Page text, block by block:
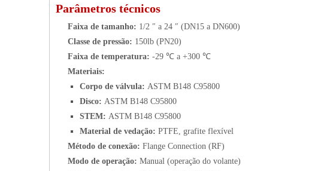
Parâmetros técnicos
Faixa de tamanho: 1/2 ″ a 24 ″ (DN15 a DN600)
Classe de pressão: 150lb (PN20)
Faixa de temperatura: -29 ℃ a +300 ℃
Materiais:
Corpo de válvula: ASTM B148 C95800
Disco: ASTM B148 C95800
STEM: ASTM B148 C95800
Material de vedação: PTFE, grafite flexível
Método de conexão: Flange Connection (RF)
Modo de operação: Manual (operação do volante)